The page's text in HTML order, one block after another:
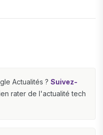
Actualités ? Suivez-
rater de l'actualité tech